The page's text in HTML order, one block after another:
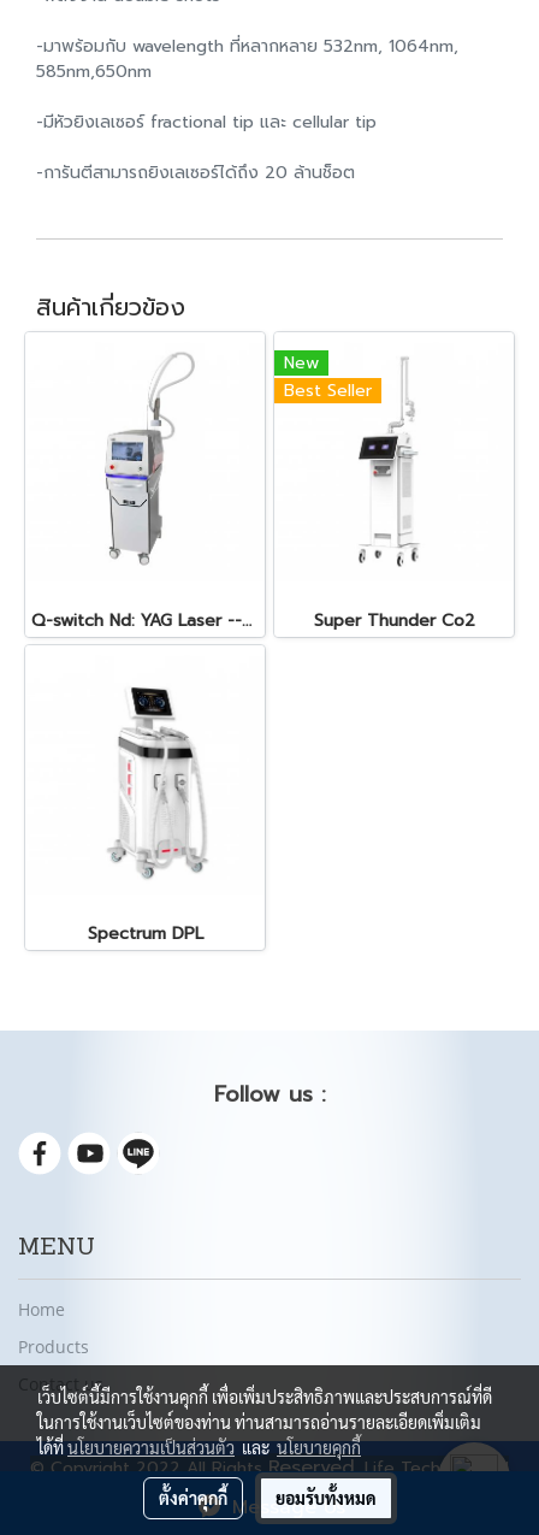
Message Us
-มาพร้อมกับ wavelength ที่หลากหลาย 532nm, 1064nm,
585nm,650nm
-มีหัวยิงเลเซอร์ fractional tip และ cellular tip
-การันตีสามารถยิงเลเซอร์ได้ถึง 20 ล้านช็อต
สินค้าเกี่ยวข้อง
Q-switch Nd: YAG Laser --GENELUX-3
New
Best Seller
Super Thunder Co2
Spectrum DPL
Follow us :
MENU
Home
Products
Contact us
© Copyright 2022 All RightsReserved.Life Tech medical
Co., Ltd.
เว็บไซต์นี้มีการใช้งานคุกกี้ เพื่อเพิ่มประสิทธิภาพและประสบการณ์ที่ดี
ในการใช้งานเว็บไซต์ของท่าน ท่านสามารถอ่านรายละเอียดเพิ่มเติม
ได้ที่นโยบายความเป็นส่วนตัวและนโยบายคุกกี้
ตั้งค่าคุกกี้ ยอมรับทั้งหมด